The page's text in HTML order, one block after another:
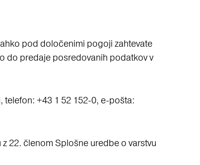
pod določenimi pogoji zahtevate
do predaje posredovanih podatkov v
telefon: +43 1 52 152-0, e-pošta:
22. členom Splošne uredbe o varstvu